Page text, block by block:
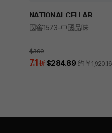
NATIONAL CELLAR
國窖1573-中國品味
$399
7.1折 $284.89 约￥1,920.16